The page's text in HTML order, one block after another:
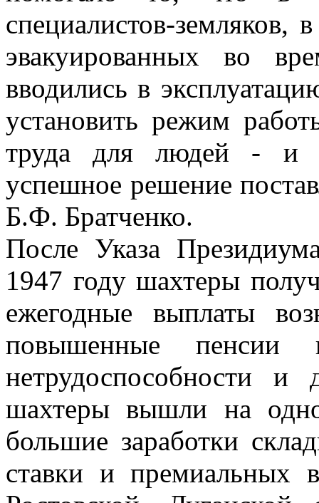
специалистов-земляков,
эвакуированных во
вводились в
установить режим
труда для людей - и
успешное решение
Б.Ф. Братченко.
После Указа
1947 году шахтеры
ежегодные выплаты
повышенные
нетрудоспособности и
шахтеры вышли на
большие заработки
ставки и премиальных